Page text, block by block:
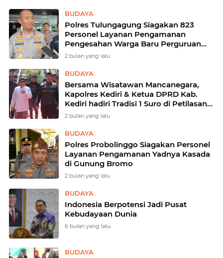
BUDAYA
Polres Tulungagung Siagakan 823
Personel Layanan Pengamanan
Pengesahan Warga Baru Perguruan
Silat
2 bulan yang lalu
BUDAYA
Bersama Wisatawan Mancanegara,
Kapolres Kediri & Ketua DPRD Kab.
Kediri hadiri Tradisi 1 Suro di Petilasan
Sri Aji Joyoboyo
2 bulan yang lalu
BUDAYA
Polres Probolinggo Siagakan Personel
Layanan Pengamanan Yadnya Kasada
di Gunung Bromo
2 bulan yang lalu
BUDAYA
Indonesia Berpotensi Jadi Pusat
Kebudayaan Dunia
6 bulan yang lalu
BUDAYA